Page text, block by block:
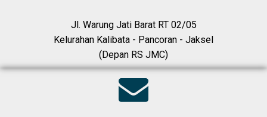
Jl. Warung Jati Barat RT 02/05
Kelurahan Kalibata - Pancoran - Jaksel
(Depan RS JMC)